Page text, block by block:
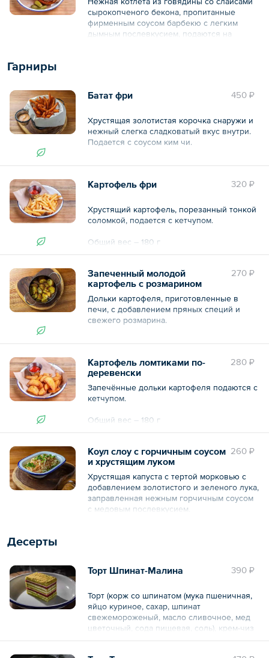
сырокопченого бекона, пропитанные
фирменным соусом барбекю с легким
дымным послевкусием, подаются на
Гарниры
450 ₽
Батат фри
Хрустящая золотистая корочка снаружи и
нежный слегка сладковатый вкус внутри.
Подается с соусом ким чи.
Общий вес – 180 г
320 ₽
Картофель фри
Хрустящий картофель, порезанный тонкой
соломкой, подается с кетчупом.
Общий вес – 180 г
270 ₽
Запеченный молодой
картофель с розмарином
Дольки картофеля, приготовленные в
печи, с добавлением пряных специй и
свежего розмарина.
Общий вес – 190 г
280 ₽
Картофель ломтиками по-
деревенски
Запечённые дольки картофеля подаются с
кетчупом.
Общий вес – 180 г
260 ₽
Коул слоу с горчичным соусом
и хрустящим луком
Хрустящая капуста с тертой морковью с
добавлением золотистого и зеленого лука,
заправленная нежным горчичным соусом
с медовым послевкусием.
(майонез, горчица, мед, сахар), лук
Общий вес – 200 г
Десерты
390 ₽
Торт Шпинат-Малина
Торт (корж со шпинатом (мука пшеничная,
яйцо куриное, сахар, шпинат
свежемороженый, масло сливочное, мед
цветочный, сода пищевая, соль), крем-чиз
сливочный (сыр креметте, сливки,